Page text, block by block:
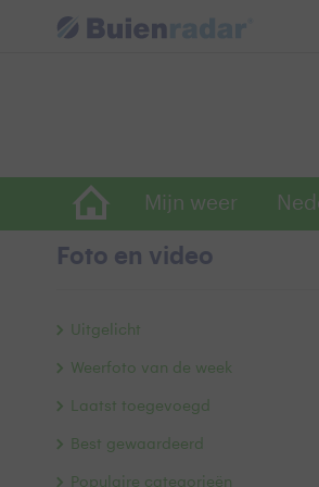
Mijn weer
Foto en video
Uitgelicht
Weerfoto van de week
Laatst toegevoegd
Best gewaardeerd
Populaire categorieën